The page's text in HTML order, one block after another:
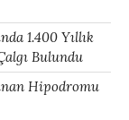
1.400 Yıllık
Bulundu
Hipodromu